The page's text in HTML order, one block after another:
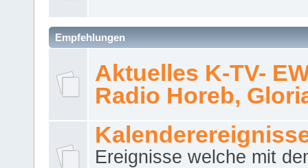
Empfehlungen
Aktuelles K-TV-
Radio Horeb,
Ereignisse welche mit